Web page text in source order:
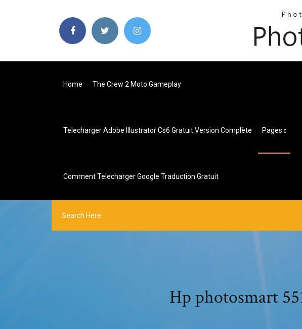
Home The Crew 2 Moto Gameplay
Telecharger Adobe Illustrator Cs6 Gratuit Version Complète Pages
Comment Telecharger Google Traduction Gratuit
Hp photosmart